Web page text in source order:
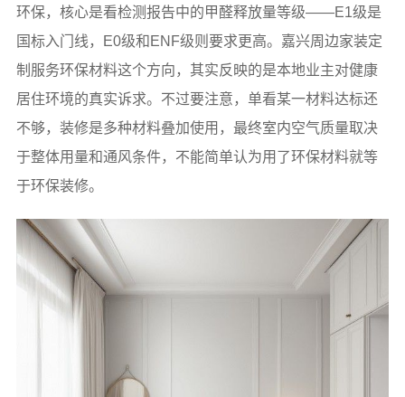
环保，核心是看检测报告中的甲醛释放量等级——E1级是
国标入门线，E0级和ENF级则要求更高。嘉兴周边家装定
制服务环保材料这个方向，其实反映的是本地业主对健康
居住环境的真实诉求。不过要注意，单看某一材料达标还
不够，装修是多种材料叠加使用，最终室内空气质量取决
于整体用量和通风条件，不能简单认为用了环保材料就等
于环保装修。